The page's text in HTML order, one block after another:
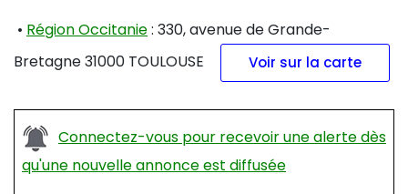
• Région Occitanie: 330, avenue de Grande-
Bretagne 31000 TOULOUSE
Voir sur la carte
Connectez-vous pour recevoir une alerte dès
qu'une nouvelle annonce est diffusée